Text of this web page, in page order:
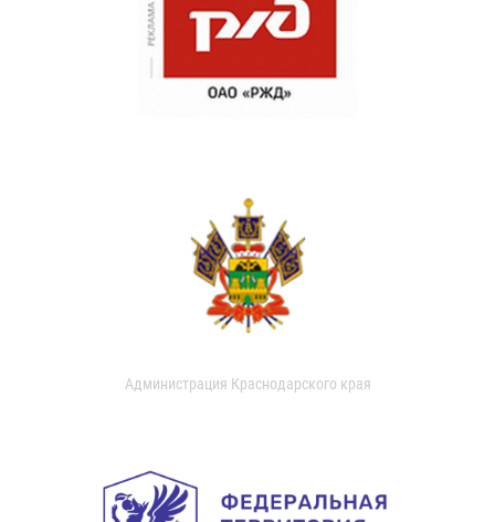
Администрация Краснодарского края